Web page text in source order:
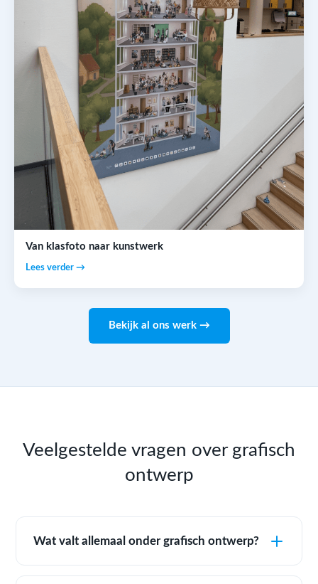
Van klasfoto naar kunstwerk
Lees verder →
Bekijk al ons werk →
Veelgestelde vragen over grafisch
ontwerp
Wat valt allemaal onder grafisch ontwerp?